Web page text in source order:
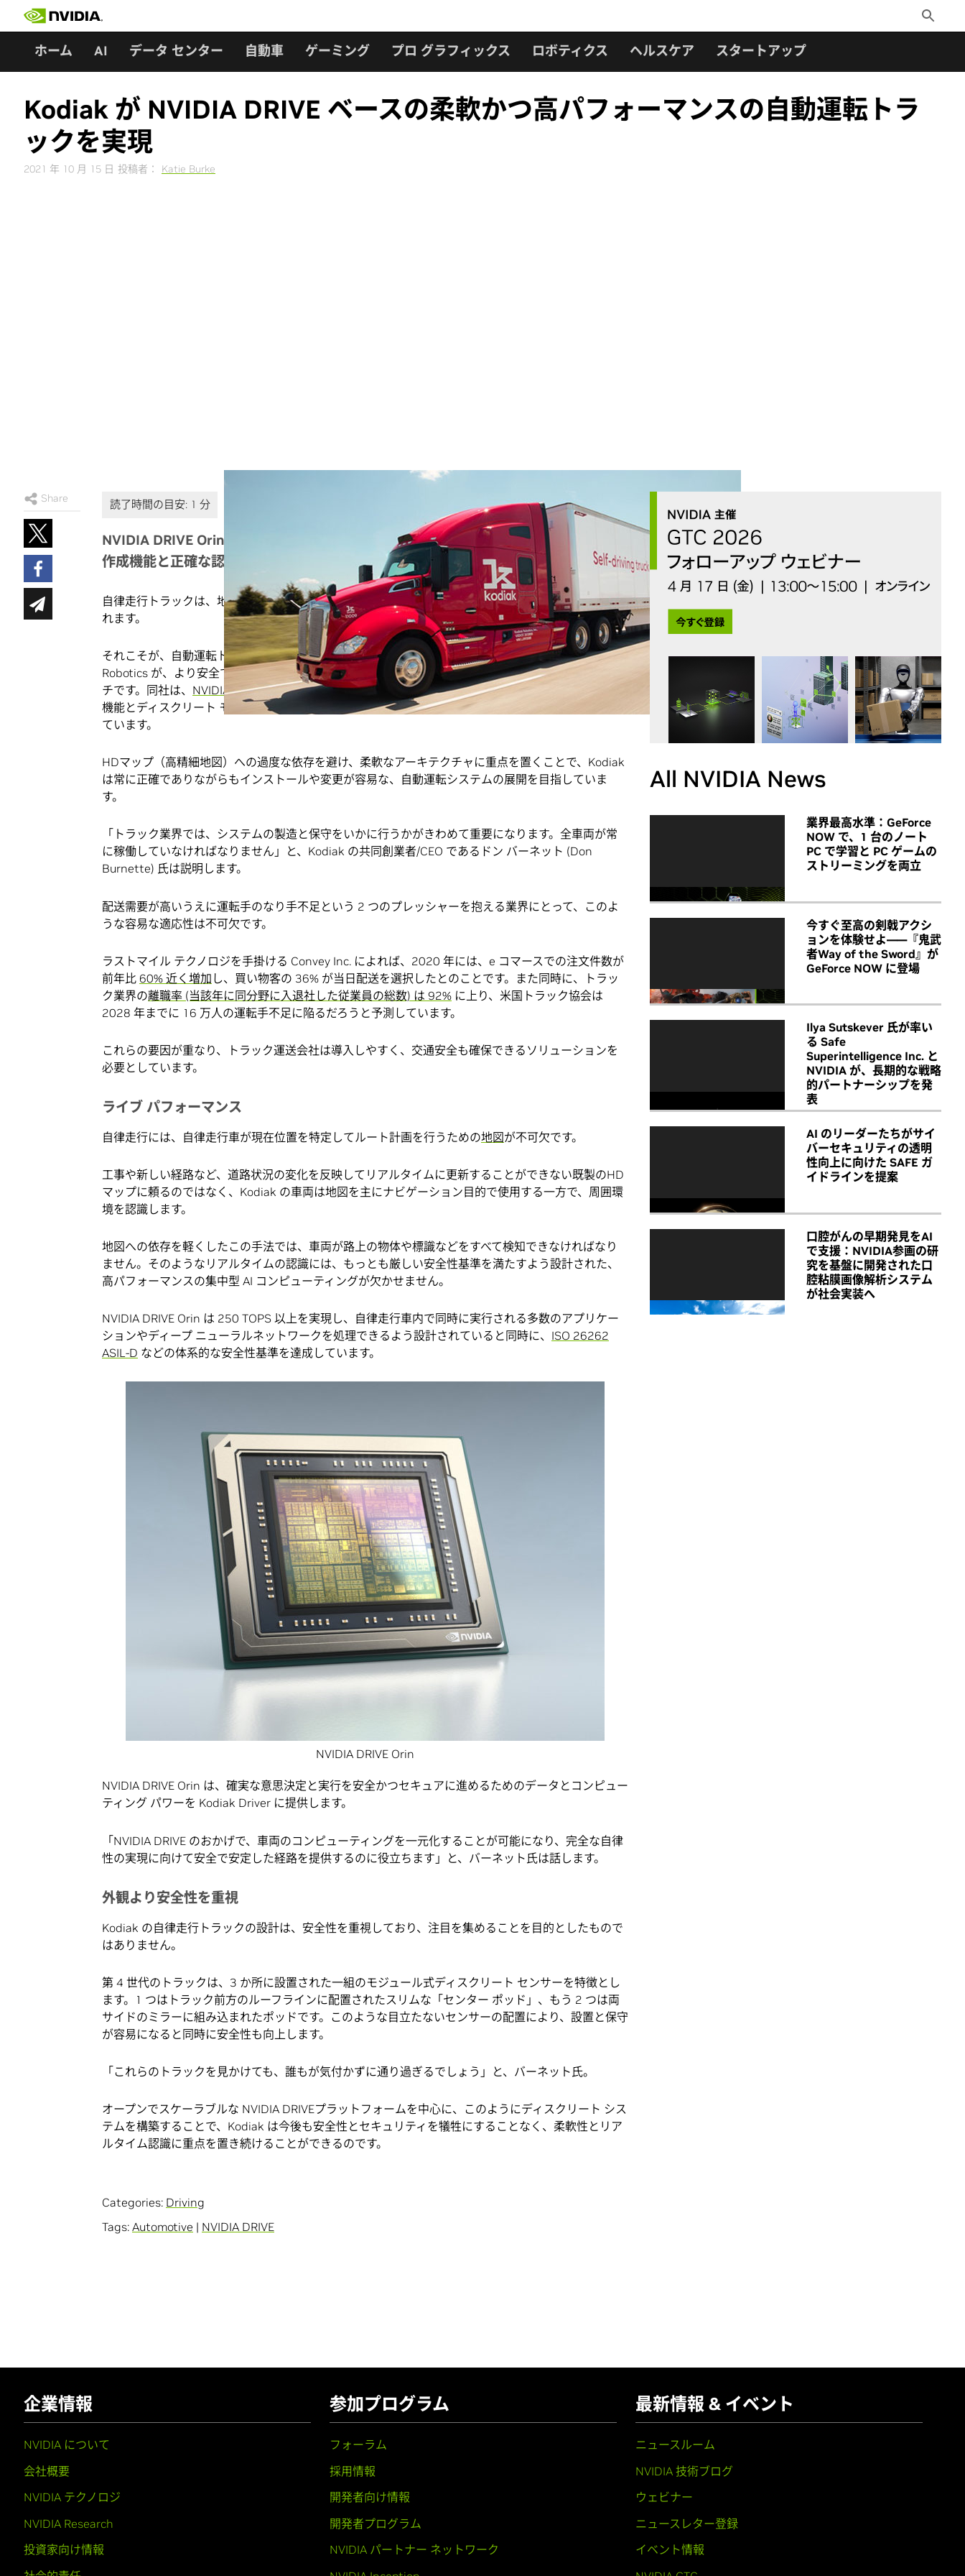
Toggle
Search
ホーム AI データ センター 自動車 ゲーミング プロ グラフィックス ロボティクス ヘルスケア スタートアップ
Kodiak が NVIDIA DRIVE ベースの柔軟かつ高パフォーマンスの自動運転トラ
ックを実現
2021 年 10 月 15 日 投稿者： Katie Burke
Share
NVIDIA DRIVE Orin がもたらすハイパフォーマンス コンピューティングが軽量な地図
作成機能と正確な認識を可能に
自律走行トラックは、地図の作製の負荷を軽減しながらも、周囲環境を確実に認識することが求めら
れます。
それこそが、自動運転トラックを手掛けるシリコンバレーに拠点を置くスタートアップ Kodiak
Robotics が、より安全で効率的な配送とロジスティクスの展開を目指すうえで採用しているアプロー
チです。同社は、 NVIDIA DRIVE Orinを搭載した第 4 世代の車両を発表しました。シンプルな地図作製
機能とディスクリート モジュール式のハードウェア設計を採用し、レベル 4 の自動運転機能
ています。
HDマップ（高精細地図）への過度な依存を避け、柔軟なアーキテクチャに重点を置くことで、Kodiak
は常に正確でありながらもインストールや変更が容易な、自動運転システムの展開を目指していま
す。
「トラック業界では、システムの製造と保守をいかに行うかがきわめて重要になります。全車両が常
に稼働していなければなりません」と、Kodiak の共同創業者/CEO であるドン バーネット (Don
Burnette) 氏は説明します。
配送需要が高いうえに運転手のなり手不足という 2 つのプレッシャーを抱える業界にとって、このよ
うな容易な適応性は不可欠です。
ラストマイル テクノロジを手掛ける Convey Inc. によれば、2020 年には、e コマースでの注文件数が
前年比 60% 近く増加 し、買い物客の 36% が当日配送を選択したとのことです。また同時に、トラッ
ク業界の離職率 (当該年に同分野に入退社した従業員の総数) は 92% に上り、米国トラック協会は
2028 年までに 16 万人の運転手不足に陥るだろうと予測しています。
これらの要因が重なり、トラック運送会社は導入しやすく、交通安全も確保できるソリューションを
必要としています。
ライブ パフォーマンス
自律走行には、自律走行車が現在位置を特定してルート計画を行うための地図が不可欠です。
工事や新しい経路など、道路状況の変化を反映してリアルタイムに更新することができない既製のHD
マップに頼るのではなく、Kodiak の車両は地図を主にナビゲーション目的で使用する一方で、周囲環
境を認識します。
地図への依存を軽くしたこの手法では、車両が路上の物体や標識などをすべて検知できなければなり
ません。そのようなリアルタイムの認識には、もっとも厳しい安全性基準を満たすよう設計された、
高パフォーマンスの集中型 AI コンピューティングが欠かせません。
NVIDIA DRIVE Orin は 250 TOPS 以上を実現し、自律走行車内で同時に実行される多数のアプリケー
ションやディープ ニューラルネットワークを処理できるよう設計されていると同時に、 ISO 26262
ASIL-D などの体系的な安全性基準を達成しています。
NVIDIA DRIVE Orin
NVIDIA DRIVE Orin は、確実な意思決定と実行を安全かつセキュアに進めるためのデータとコンピュー
ティング パワーを Kodiak Driver に提供します。
「NVIDIA DRIVE のおかげで、車両のコンピューティングを一元化することが可能になり、完全な自律
性の実現に向けて安全で安定した経路を提供するのに役立ちます」と、バーネット氏は話します。
外観より安全性を重視
Kodiak の自律走行トラックの設計は、安全性を重視しており、注目を集めることを目的としたもので
はありません。
第 4 世代のトラックは、3 か所に設置された一組のモジュール式ディスクリート センサーを特徴とし
ます。1 つはトラック前方のルーフラインに配置されたスリムな「センター ポッド」、もう 2 つは両
サイドのミラーに組み込まれたポッドです。このような目立たないセンサーの配置により、設置と保守
が容易になると同時に安全性も向上します。
「これらのトラックを見かけても、誰もが気付かずに通り過ぎるでしょう」と、バーネット氏。
オープンでスケーラブルな NVIDIA DRIVEプラットフォームを中心に、このようにディスクリート シス
テムを構築することで、Kodiak は今後も安全性とセキュリティを犠牲にすることなく、柔軟性とリア
ルタイム認識に重点を置き続けることができるのです。
Categories: Driving
Tags: Automotive | NVIDIA DRIVE
All NVIDIA News
業界最高水準：GeForce
NOW で、1 台のノート
PC で学習と PC ゲームの
ストリーミングを両立
今すぐ至高の剣戟アクシ
ョンを体験せよ――『鬼武
者Way of the Sword』が
GeForce NOW に登場
Ilya Sutskever 氏が率い
る Safe
Superintelligence Inc. と
NVIDIA が、長期的な戦略
的パートナーシップを発
表
AI のリーダーたちがサイ
バーセキュリティの透明
性向上に向けた SAFE ガ
イドラインを提案
口腔がんの早期発見をAI
で支援：NVIDIA参画の研
究を基盤に開発された口
腔粘膜画像解析システム
が社会実装へ
企業情報
NVIDIA について
会社概要
NVIDIA テクノロジ
NVIDIA Research
投資家向け情報
参加プログラム
フォーラム
採用情報
開発者向け情報
開発者プログラム
NVIDIA パートナー ネットワーク
最新情報 & イベント
ニュースルーム
NVIDIA 技術ブログ
ウェビナー
ニュースレター登録
イベント情報